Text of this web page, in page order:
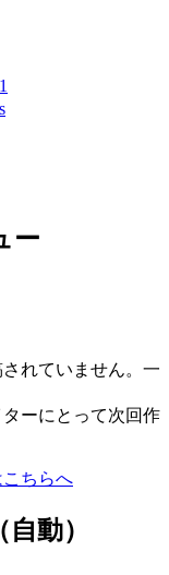
ー
れていません。一
ーにとって次回作
ちらへ
動）